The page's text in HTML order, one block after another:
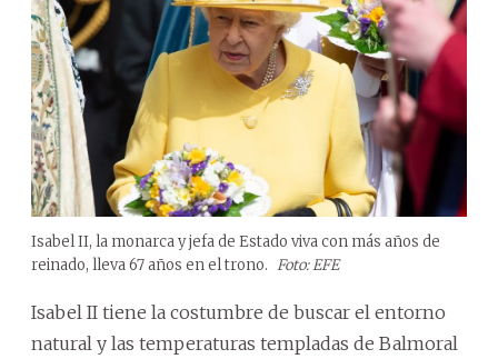
Isabel II, la monarca y jefa de Estado viva con más años de
reinado, lleva 67 años en el trono. Foto: EFE
Isabel II tiene la costumbre de buscar el entorno
natural y las temperaturas templadas de Balmoral